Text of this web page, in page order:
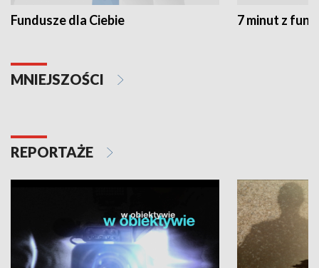
Fundusze dla Ciebie 7 minut z
MNIEJSZOŚCI
REPORTAŻE